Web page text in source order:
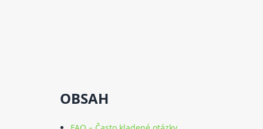
OBSAH